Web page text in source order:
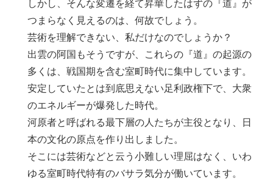
しかし、そんな変遷を経て昇華したはずの『道』が
つまらなく見えるのは、何故でしょう。
芸術を理解できない、私だけなのでしょうか？
出雲の阿国もそうですが、これらの『道』の起源の
多くは、戦国期を含む室町時代に集中しています。
安定していたとは到底思えない足利政権下で、大衆
のエネルギーが爆発した時代。
河原者と呼ばれる最下層の人たちが主役となり、日
本の文化の原点を作り出しました。
そこには芸術などと云う小難しい理屈はなく、いわ
ゆる室町時代特有のバサラ気分が働いています。